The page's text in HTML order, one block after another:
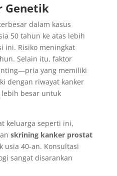
Genetik
dalam kasus
50 tahun ke atas lebih
ini. Risiko meningkat
Selain itu, faktor
yang memiliki
dengan riwayat kanker
besar untuk
keluarga seperti ini,
skrining kanker prostat
usia 40-an. Konsultasi
sangat disarankan